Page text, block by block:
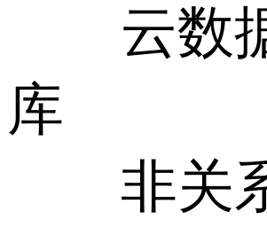
云数据
库
非关系